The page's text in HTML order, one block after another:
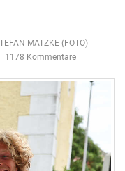
MATZKE (FOTO)
1178 Kommentare